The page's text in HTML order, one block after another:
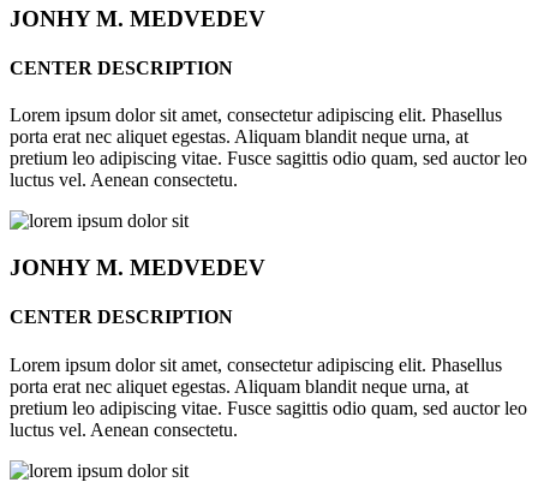
JONHYM. MEDVEDEV
CENTER DESCRIPTION
Lorem ipsum dolor sit amet, consectetur adipiscing elit. Phasellus
porta erat nec aliquet egestas. Aliquam blandit neque urna, at
pretium leo adipiscing vitae. Fusce sagittis odio quam, sed auctor leo
luctus vel. Aenean consectetu.
JONHYM. MEDVEDEV
CENTER DESCRIPTION
Lorem ipsum dolor sit amet, consectetur adipiscing elit. Phasellus
porta erat nec aliquet egestas. Aliquam blandit neque urna, at
pretium leo adipiscing vitae. Fusce sagittis odio quam, sed auctor leo
luctus vel. Aenean consectetu.